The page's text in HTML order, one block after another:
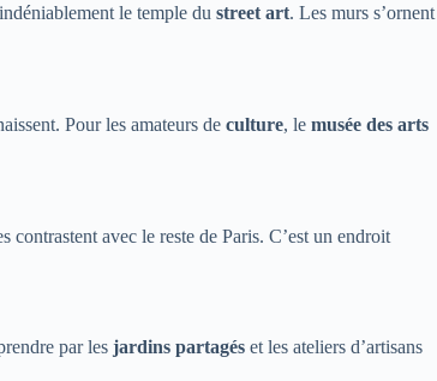
le temple du street art. Les murs s’ornent
Pour les amateurs de culture, le musée des arts
contrastent avec le reste de Paris. C’est un endroit
par les jardins partagés et les ateliers d’artisans